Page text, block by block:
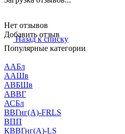
Нет отзывов
Добавить отзыв
Назад к списку
Популярные категории
ААБл
ААШв
АВБШв
АВВГ
АСБл
ВВГнг(А)-FRLS
ВПП
КВВГнг(А)-LS